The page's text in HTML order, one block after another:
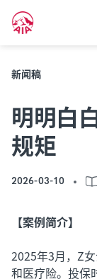
新闻稿
明明白
规矩
2026-03-10
【案例简介】
2025年3月，Z
和医疗险。投保